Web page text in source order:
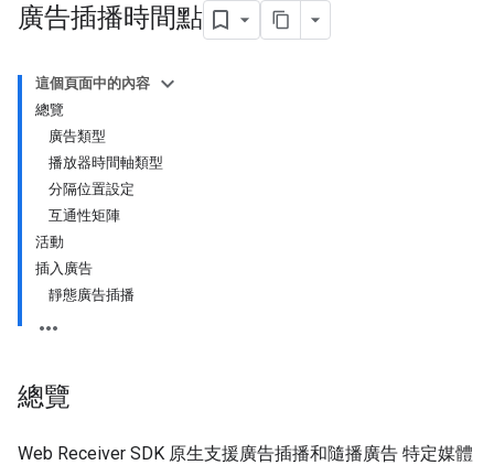
廣告插播時間點
這個頁面中的內容
總覽
廣告類型
播放器時間軸類型
分隔位置設定
互通性矩陣
活動
插入廣告
靜態廣告插播
總覽
Web Receiver SDK 原生支援廣告插播和隨播廣告 特定媒體